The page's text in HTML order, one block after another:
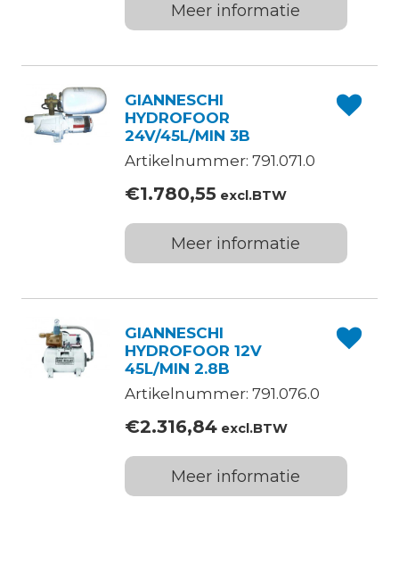
Meer informatie
GIANNESCHI
HYDROFOOR
24V/45L/MIN 3B
Artikelnummer: 791.071.0
€1.780,55excl.BTW
Meer informatie
GIANNESCHI
HYDROFOOR 12V
45L/MIN 2.8B
Artikelnummer: 791.076.0
€2.316,84excl.BTW
Meer informatie